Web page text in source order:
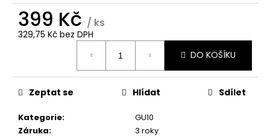
399 Kč / ks
329,75 Kč bez DPH
DO KOŠÍKU
Kategorie:
GU10
Záruka:
3 roky
Zeptat se Hlídat Sdílet
u
e